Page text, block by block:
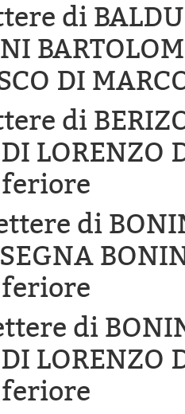
di
DI
di
LORENZO
di
di
LORENZO